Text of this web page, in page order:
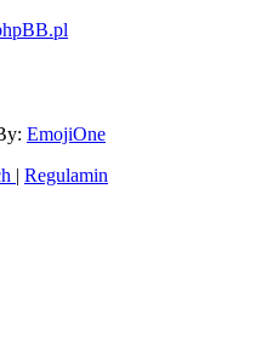
EmojiOne
| Regulamin